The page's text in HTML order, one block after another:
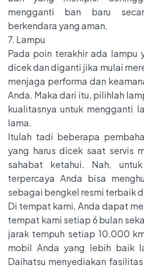
mengganti ban baru
berkendara yang aman.
7. Lampu
Pada poin terakhir ada lampu
dicek dan diganti jika mulai
menjaga performa dan
Anda. Maka dari itu, pilihlah
kualitasnya untuk mengganti
lama.
Itulah tadi beberapa
yang harus dicek saat servis
sahabat ketahui. Nah,
terpercaya Anda bisa
sebagai bengkel resmi terbaik
Di tempat kami, Anda dapat
tempat kami setiap 6 bulan
jarak tempuh setiap 10.000
mobil Anda yang lebih baik
Daihatsu menyediakan